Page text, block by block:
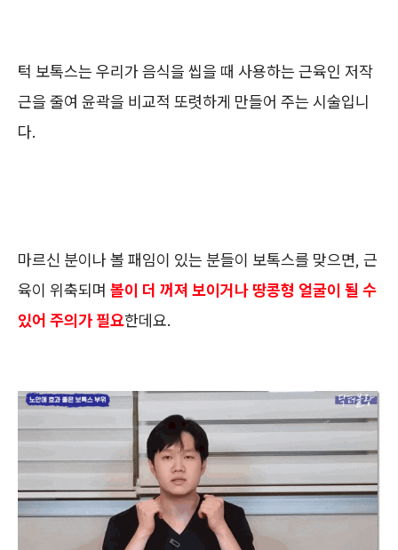
턱 보톡스는 우리가 음식을 씹을 때 사용하는 근육인 저작
근을 줄여 윤곽을 비교적 또렷하게 만들어 주는 시술입니
다.
마르신 분이나 볼 패임이 있는 분들이 보톡스를 맞으면, 근
육이 위축되며 볼이 더 꺼져 보이거나 땅콩형 얼굴이 될 수
있어 주의가 필요한데요.